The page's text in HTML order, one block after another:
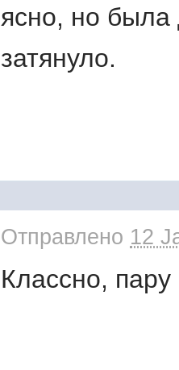
ясно, но была
затянуло.
Отправлено 12
Классно,